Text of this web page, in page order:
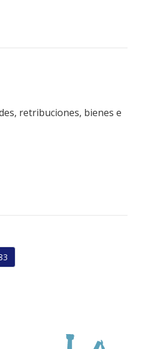
retribuciones, bienes e